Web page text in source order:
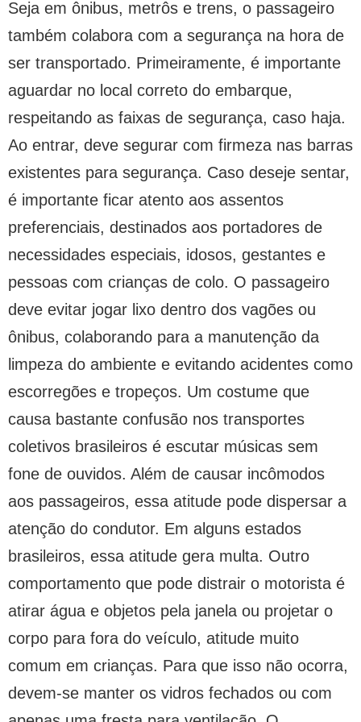
Seja em ônibus, metrôs e trens, o passageiro
também colabora com a segurança na hora de
ser transportado. Primeiramente, é importante
aguardar no local correto do embarque,
respeitando as faixas de segurança, caso haja.
Ao entrar, deve segurar com firmeza nas barras
existentes para segurança. Caso deseje sentar,
é importante ficar atento aos assentos
preferenciais, destinados aos portadores de
necessidades especiais, idosos, gestantes e
pessoas com crianças de colo. O passageiro
deve evitar jogar lixo dentro dos vagões ou
ônibus, colaborando para a manutenção da
limpeza do ambiente e evitando acidentes como
escorregões e tropeços. Um costume que
causa bastante confusão nos transportes
coletivos brasileiros é escutar músicas sem
fone de ouvidos. Além de causar incômodos
aos passageiros, essa atitude pode dispersar a
atenção do condutor. Em alguns estados
brasileiros, essa atitude gera multa. Outro
comportamento que pode distrair o motorista é
atirar água e objetos pela janela ou projetar o
corpo para fora do veículo, atitude muito
comum em crianças. Para que isso não ocorra,
devem-se manter os vidros fechados ou com